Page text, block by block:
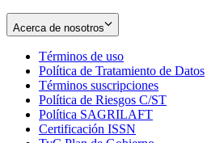
Acerca de nosotros
Términos de uso
in
new
window
Política de Tratamiento de Datos
Términos suscripciones
in
Política de Riesgos C/ST
Política SAGRILAFT
Certificación ISSN